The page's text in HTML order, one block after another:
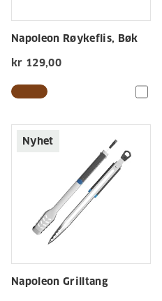
Napoleon Røykeflis, Bøk
kr 129,00
Nyhet
Napoleon Grilltang